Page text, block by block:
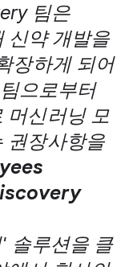
팀은
신약 개발을
장하게 되어
으로부터
머신러닝 모
권장사항을
솔루션을 클